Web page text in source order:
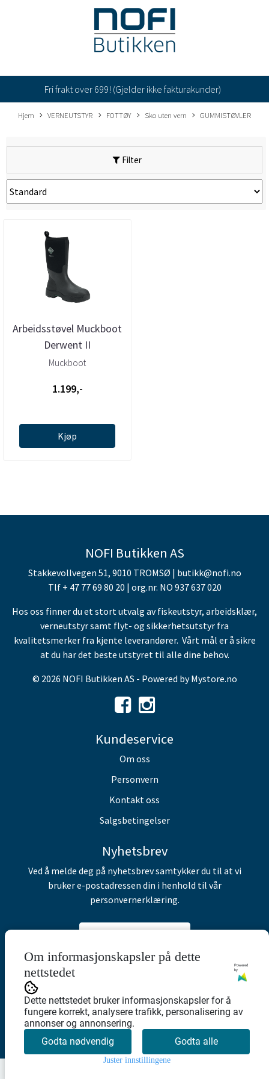
Fri frakt over 699! (Gjelder ikke fakturakunder)
Hjem VERNEUTSTYR FOTTØY Sko uten vern GUMMISTØVLER
Filter
Arbeidsstøvel Muckboot
Derwent II
Muckboot
1.199,-
Kjøp
NOFI Butikken AS
Stakkevollvegen 51, 9010 TROMSØ | butikk@nofi.no
Tlf + 47 77 69 80 20 | org.nr. NO 937 637 020
Hos oss finner du et stort utvalg av fiskeutstyr, arbeidsklær,
verneutstyr samt flyt- og sikkerhetsutstyr fra
kvalitetsmerker fra kjente leverandører. Vårt mål er å sikre
at du har det beste utstyret til alle dine behov.
© 2026 NOFI Butikken AS - Powered byMystore.no
Kundeservice
Om oss
Personvern
Kontakt oss
Salgsbetingelser
Nyhetsbrev
Ved å melde deg på nyhetsbrev samtykker du til at vi
bruker e-postadressen din i henhold til vår
personvernerklæring.
Abonner på nyhetsbrev
Om informasjonskapsler på dette
nettstedet
Powered
by
Dette nettstedet bruker informasjonskapsler for å
fungere korrekt, analysere trafikk, personalisering av
annonser og annonsering.
Godta nødvendig
Godta alle
Juster innstillingene